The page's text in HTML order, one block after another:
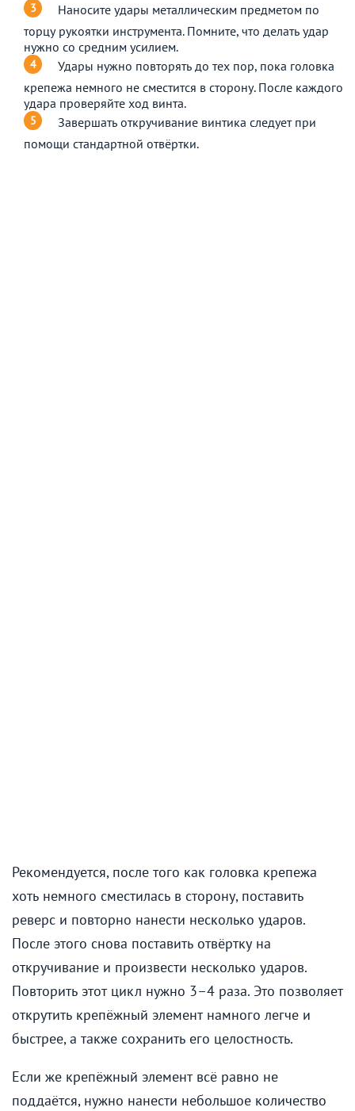
Наносите удары металлическим предметом по
торцу рукоятки инструмента. Помните, что делать удар
нужно со средним усилием.
Удары нужно повторять до тех пор, пока головка
крепежа немного не сместится в сторону. После каждого
удара проверяйте ход винта.
Завершать откручивание винтика следует при
помощи стандартной отвёртки.
Рекомендуется, после того как головка крепежа
хоть немного сместилась в сторону, поставить
реверс и повторно нанести несколько ударов.
После этого снова поставить отвёртку на
откручивание и произвести несколько ударов.
Повторить этот цикл нужно 3–4 раза. Это позволяет
открутить крепёжный элемент намного легче и
быстрее, а также сохранить его целостность.
Если же крепёжный элемент всё равно не
поддаётся, нужно нанести небольшое количество